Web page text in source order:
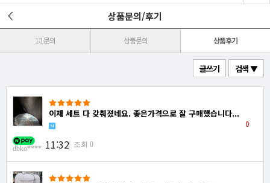
상품문의/후기
1:1문의 상품문의 상품후기
글쓰기 검색 ▼
이제 세트 다 갖춰졌네요. 좋은가격으로 잘 구매했습니다...
dbko**** 11:32 조회 0
0